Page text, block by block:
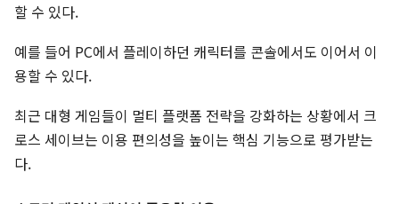
할 수 있다.
예를 들어 PC에서 플레이하던 캐릭터를 콘솔에서도 이어서 이
용할 수 있다.
최근 대형 게임들이 멀티 플랫폼 전략을 강화하는 상황에서 크
로스 세이브는 이용 편의성을 높이는 핵심 기능으로 평가받는
다.